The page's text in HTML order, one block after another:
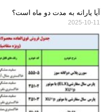
آیا یارانه به مدت دو ماه است؟
2025-10-11